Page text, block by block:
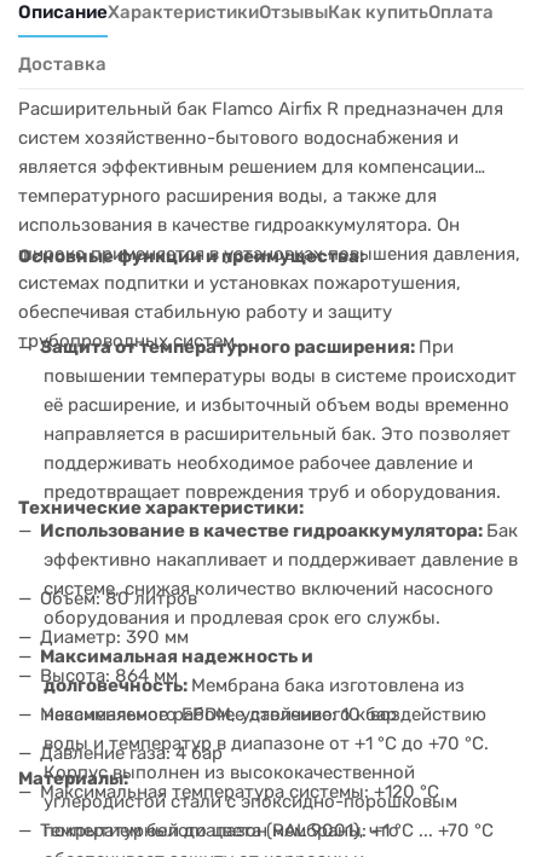
ОписаниеХарактеристикиОтзывыКак купитьОплата
Доставка
Расширительный бак Flamco Airfix R предназначен для
систем хозяйственно-бытового водоснабжения и
является эффективным решением для компенсации
температурного расширения воды, а также для
использования в качестве гидроаккумулятора. Он
широко применяется в установках повышения давления,
системах подпитки и установках пожаротушения,
обеспечивая стабильную работу и защиту
трубопроводных систем.
Основные функции и преимущества:
Защита от температурного расширения: При
повышении температуры воды в системе происходит
её расширение, и избыточный объем воды временно
направляется в расширительный бак. Это позволяет
поддерживать необходимое рабочее давление и
предотвращает повреждения труб и оборудования.
Использование в качестве гидроаккумулятора: Бак
эффективно накапливает и поддерживает давление в
системе, снижая количество включений насосного
оборудования и продлевая срок его службы.
Максимальная надежность и
долговечность: Мембрана бака изготовлена из
незаменяемого EPDM, устойчивого к воздействию
воды и температур в диапазоне от +1 °C до +70 °C.
Корпус выполнен из высококачественной
углеродистой стали с эпоксидно-порошковым
покрытием белого цвета (RAL 9001), что
Технические характеристики:
Объем: 80 литров
Диаметр: 390 мм
Высота: 864 мм
Максимальное рабочее давление: 10 бар
Давление газа: 4 бар
Максимальная температура системы: +120 °C
Температурный диапазон мембраны: +1 °C ... +70 °C
Материалы: